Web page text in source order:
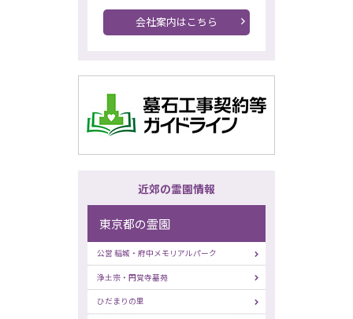
会社案内はこちら
近郊の霊園情報
東京都の霊園
公営 稲城・府中メモリアルパーク
浄土宗・円覚寺墓苑
ひだまりの里